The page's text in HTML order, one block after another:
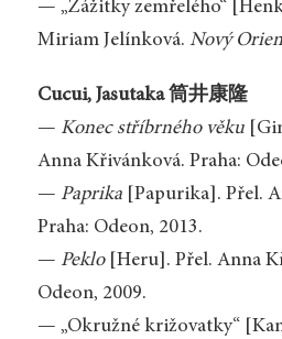
— „Zážitky zemřelého“
Miriam Jelínková. Nový
Cucui, Jasutaka 筒井康隆
— Konec stříbrného věku
Anna Křivánková. Praha:
— Paprika[Papurika]. Přel.
Praha: Odeon, 2013.
— Peklo [Heru]. Přel. Anna
Odeon, 2009.
— „Okružné križovatky“